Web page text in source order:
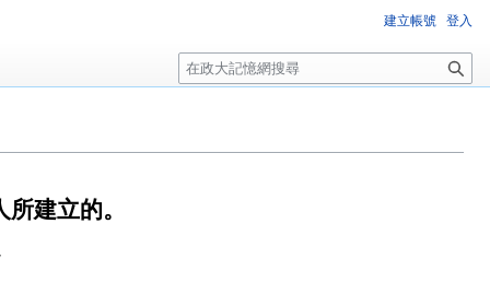
建立的。
建立帳號 登入
搜
尋